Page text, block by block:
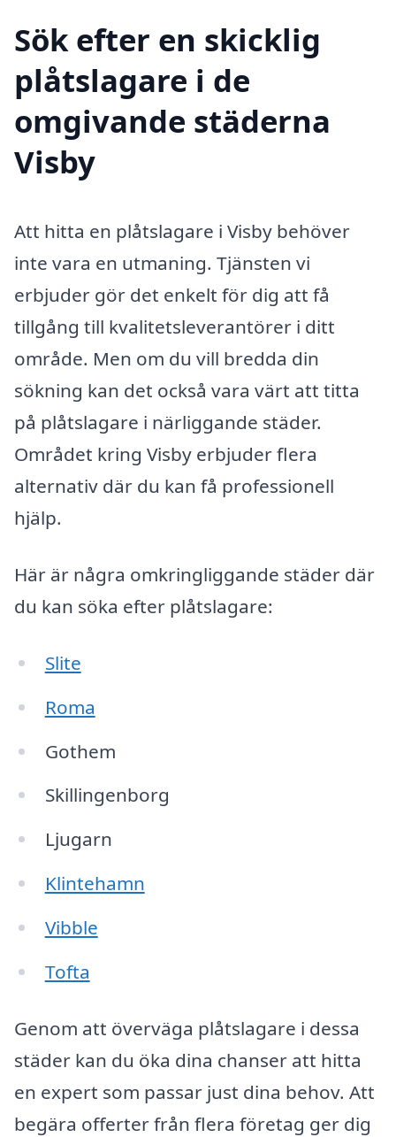
Sök efter en skicklig
plåtslagare i de
omgivande städerna
Visby
Att hitta en plåtslagare i Visby behöver
inte vara en utmaning. Tjänsten vi
erbjuder gör det enkelt för dig att få
tillgång till kvalitetsleverantörer i ditt
område. Men om du vill bredda din
sökning kan det också vara värt att titta
på plåtslagare i närliggande städer.
Området kring Visby erbjuder flera
alternativ där du kan få professionell
hjälp.
Här är några omkringliggande städer där
du kan söka efter plåtslagare:
Slite
Roma
Gothem
Skillingenborg
Ljugarn
Klintehamn
Vibble
Tofta
Genom att överväga plåtslagare i dessa
städer kan du öka dina chanser att hitta
en expert som passar just dina behov. Att
begära offerter från flera företag ger dig